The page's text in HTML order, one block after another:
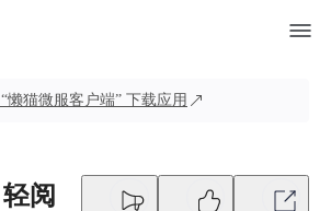
“懒猫微服客户端” 下载应用
轻阅